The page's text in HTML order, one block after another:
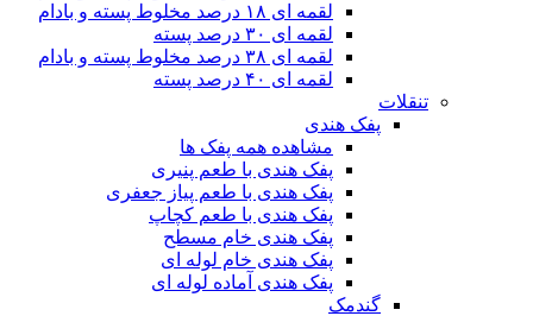
لقمه ای ۱۸ درصد مخلوط پسته و بادام
لقمه ای ۳۰ درصد پسته
لقمه ای ۳۸ درصد مخلوط پسته و بادام
لقمه ای ۴۰ درصد پسته
تنقلات
پفک هندی
مشاهده همه پفک ها
پفک هندی با طعم پنیری
پفک هندی با طعم پیاز جعفری
پفک هندی با طعم کچاپ
پفک هندی خام مسطح
پفک هندی خام لوله ای
پفک هندی آماده لوله ای
گندمک